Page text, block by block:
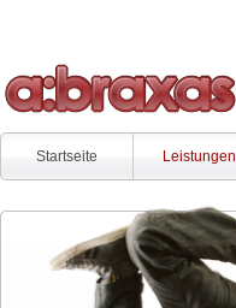
Startseite Leistungen